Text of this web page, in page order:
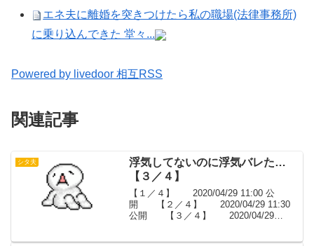
エネ夫に離婚を突きつけたら私の職場(法律事務所)
に乗り込んできた 堂々...
Powered by livedoor 相互RSS
関連記事
シタ夫
浮気してないのに浮気バレた…
【３／４】
【１／４】 2020/04/29 11:00 公
開 【２／４】 2020/04/29 11:30
公開 【３／４】 2020/04/29